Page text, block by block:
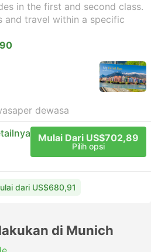
in the first and second class.
and travel within a specific
per dewasa
Mulai Dari US$702,89
Pilih opsi
dari US$680,91
di Munich